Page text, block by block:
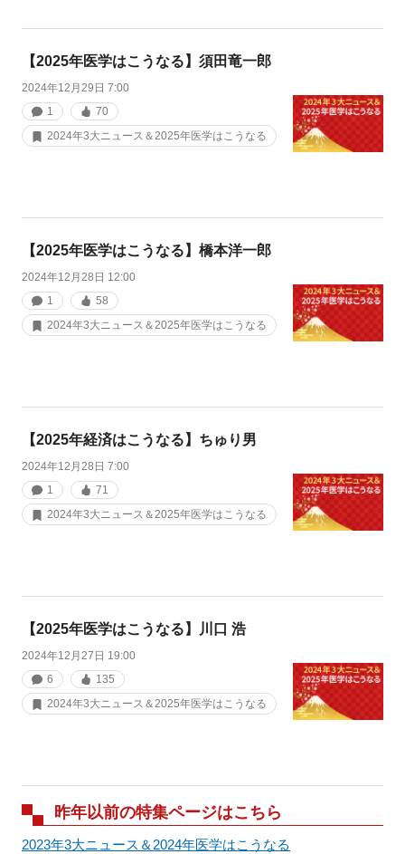
【2025年医学はこうなる】須田竜一郎
2024年12月29日 7:00
1
70
2024年3大ニュース＆2025年医学はこうなる
【2025年医学はこうなる】橋本洋一郎
2024年12月28日 12:00
1
58
2024年3大ニュース＆2025年医学はこうなる
【2025年経済はこうなる】ちゅり男
2024年12月28日 7:00
1
71
2024年3大ニュース＆2025年医学はこうなる
【2025年医学はこうなる】川口 浩
2024年12月27日 19:00
6
135
2024年3大ニュース＆2025年医学はこうなる
昨年以前の特集ページはこちら
2023年3大ニュース＆2024年医学はこうなる